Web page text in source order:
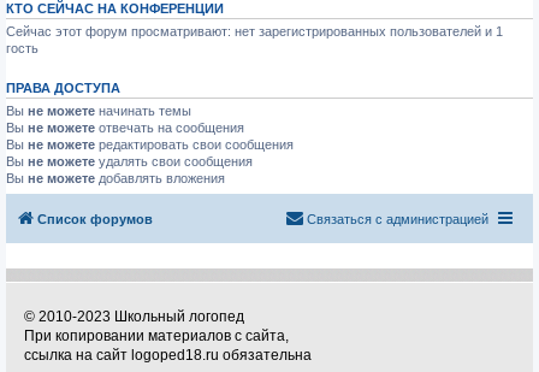
КТО СЕЙЧАС НА КОНФЕРЕНЦИИ
Сейчас этот форум просматривают: нет зарегистрированных пользователей и 1
гость
ПРАВА ДОСТУПА
Вы не можете начинать темы
Вы не можете отвечать на сообщения
Вы не можете редактировать свои сообщения
Вы не можете удалять свои сообщения
Вы не можете добавлять вложения
Список форумов Связаться с администрацией
© 2010-2023 Школьный логопед
При копировании материалов с сайта,
ссылка на сайт logoped18.ru обязательна